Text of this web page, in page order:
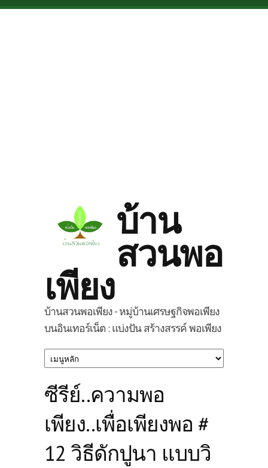
Skip to main content
บ้าน
สวนพอ
เพียง
บ้านสวนพอเพียง - หมู่บ้านเศรษฐกิจพอเพียง
บนอินเทอร์เน็ต : แบ่งปัน สร้างสรรค์ พอเพียง
ซีรีย์..ความพอ
เพียง..เพื่อเพียงพอ #
12 วิธีดักปูนา แบบวิ